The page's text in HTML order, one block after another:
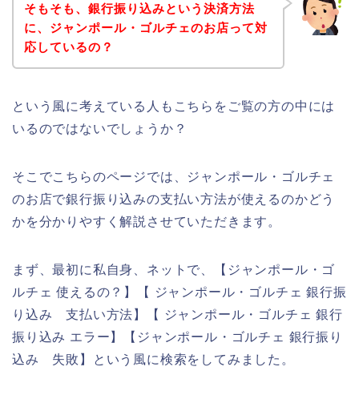
そもそも、銀行振り込みという決済方法
に、ジャンポール・ゴルチェのお店って対
応しているの？
という風に考えている人もこちらをご覧の方の中には
いるのではないでしょうか？
そこでこちらのページでは、ジャンポール・ゴルチェ
のお店で銀行振り込みの支払い方法が使えるのかどう
かを分かりやすく解説させていただきます。
まず、最初に私自身、ネットで、【ジャンポール・ゴ
ルチェ 使えるの？】【 ジャンポール・ゴルチェ 銀行振
り込み 支払い方法】【 ジャンポール・ゴルチェ 銀行
振り込み エラー】【ジャンポール・ゴルチェ 銀行振り
込み 失敗】という風に検索をしてみました。